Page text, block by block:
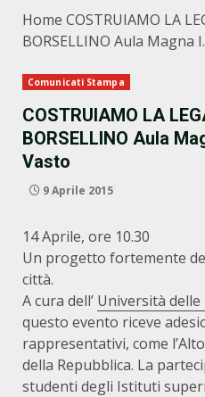
Home COSTRUIAMO LA
BORSELLINO Aula Magna
Comunicati Stampa
COSTRUIAMO LA
BORSELLINO Aula
Vasto
9 Aprile 2015
14 Aprile, ore 10.30
Un progetto fortemente
città.
A cura dell’ Università delle
questo evento riceve
rappresentativi, come
della Repubblica. La
studenti degli Istituti